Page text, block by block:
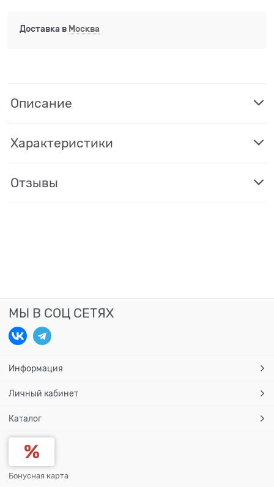
Доставка в Москва
Описание
Характеристики
Отзывы
МЫ В СОЦ СЕТЯХ
Информация
Личный кабинет
Каталог
Бонусная карта